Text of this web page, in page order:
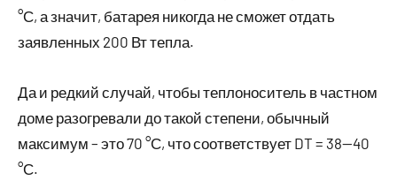
°С, а значит, батарея никогда не сможет отдать
заявленных 200 Вт тепла.
Да и редкий случай, чтобы теплоноситель в частном
доме разогревали до такой степени, обычный
максимум – это 70 °С, что соответствует DT = 38—40
°С.